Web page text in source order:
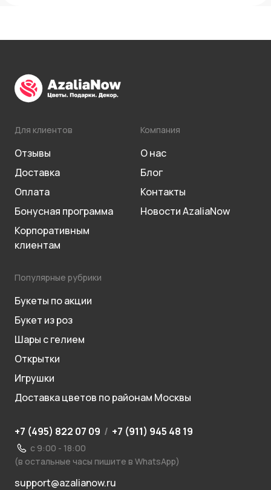
Для клиентов
Отзывы
Доставка
Оплата
Бонусная программа
Корпоративным
клиентам
Компания
О нас
Блог
Контакты
Новости AzaliaNow
Популярные рубрики
Букеты по акции
Букет из роз
Шары с гелием
Открытки
Игрушки
Доставка цветов по районам Москвы
+7 (495) 822 07 09 / +7 (911) 945 48 19
с 9:00 - 18:00
(в остальные часы пишите в WhatsApp)
support@azalianow.ru